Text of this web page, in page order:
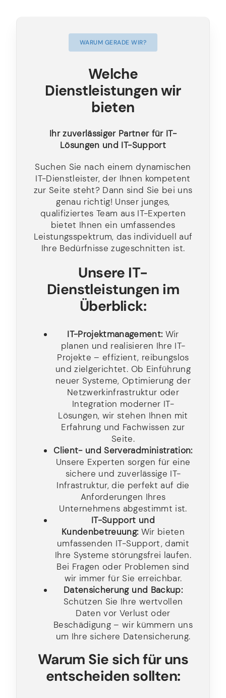
WARUM GERADE WIR?
Welche
Dienstleistungen wir
bieten
Ihr zuverlässiger Partner für IT-
Lösungen und IT-Support
Suchen Sie nach einem dynamischen
IT-Dienstleister, der Ihnen kompetent
zur Seite steht? Dann sind Sie bei uns
genau richtig! Unser junges,
qualifiziertes Team aus IT-Experten
bietet Ihnen ein umfassendes
Leistungsspektrum, das individuell auf
Ihre Bedürfnisse zugeschnitten ist.
Unsere IT-
Dienstleistungen im
Überblick:
IT-Projektmanagement: Wir
planen und realisieren Ihre IT-
Projekte – effizient, reibungslos
und zielgerichtet. Ob Einführung
neuer Systeme, Optimierung der
Netzwerkinfrastruktur oder
Integration moderner IT-
Lösungen, wir stehen Ihnen mit
Erfahrung und Fachwissen zur
Seite.
Client- und Serveradministration:
Unsere Experten sorgen für eine
sichere und zuverlässige IT-
Infrastruktur, die perfekt auf die
Anforderungen Ihres
Unternehmens abgestimmt ist.
IT-Support und
Kundenbetreuung: Wir bieten
umfassenden IT-Support, damit
Ihre Systeme störungsfrei laufen.
Bei Fragen oder Problemen sind
wir immer für Sie erreichbar.
Datensicherung und Backup:
Schützen Sie Ihre wertvollen
Daten vor Verlust oder
Beschädigung – wir kümmern uns
um Ihre sichere Datensicherung.
Warum Sie sich für uns
entscheiden sollten: